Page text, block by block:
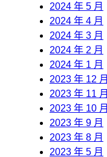
2024 年 5 月
2024 年 4 月
2024 年 3 月
2024 年 2 月
2024 年 1 月
2023 年 12 月
2023 年 11 月
2023 年 10 月
2023 年 9 月
2023 年 8 月
2023 年 5 月